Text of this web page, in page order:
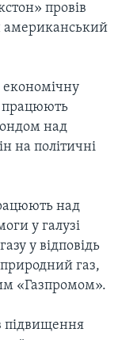
провів
американський
працюють
над
на політичні
над
у галузі
у відповідь
газ,
«Газпромом».
підвищення